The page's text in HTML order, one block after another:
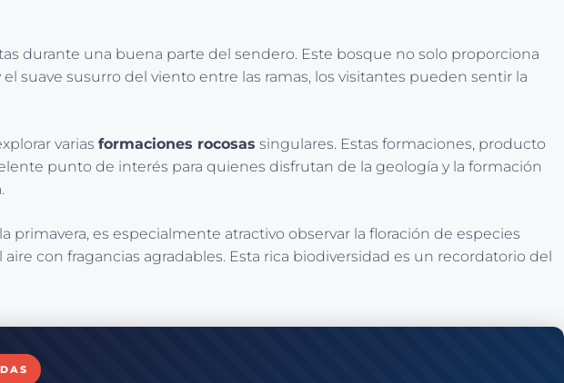
durante una buena parte del sendero. Este bosque no solo proporciona
suave susurro del viento entre las ramas, los visitantes pueden sentir la
varias formaciones rocosas singulares. Estas formaciones, producto
punto de interés para quienes disfrutan de la geología y la formación
primavera, es especialmente atractivo observar la floración de especies
con fragancias agradables. Esta rica biodiversidad es un recordatorio del